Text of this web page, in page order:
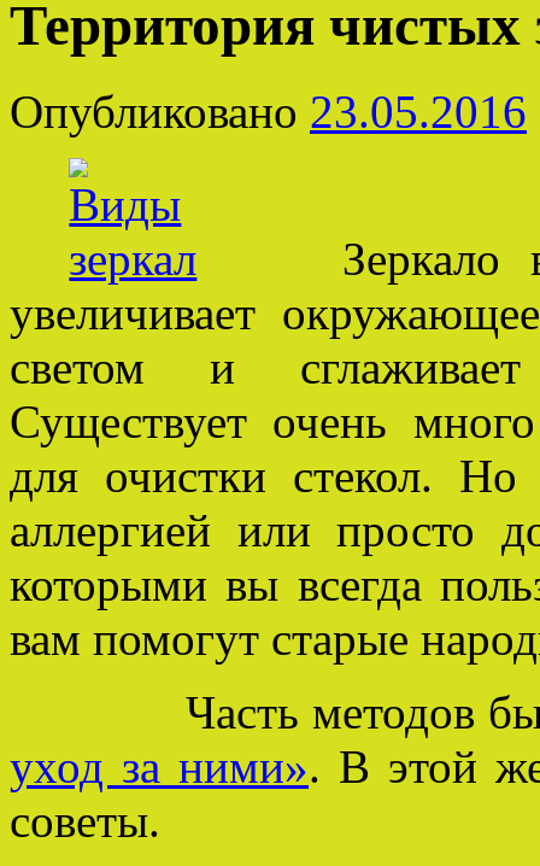
Территория чистых
Опубликовано 23.05.2016
Зеркало в
увеличивает
светом и сглаживает
Существует очень
для очистки стекол. Но
аллергией или просто
которыми вы всегда
вам помогут старые
Часть методов было
уход за ними». В этой
советы.